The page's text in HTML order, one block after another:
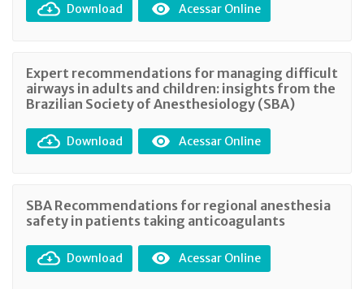
Download Acessar Online
Expert recommendations for managing difficult
airways in adults and children: insights from the
Brazilian Society of Anesthesiology (SBA)
Download Acessar Online
SBA Recommendations for regional anesthesia
safety in patients taking anticoagulants
Download Acessar Online